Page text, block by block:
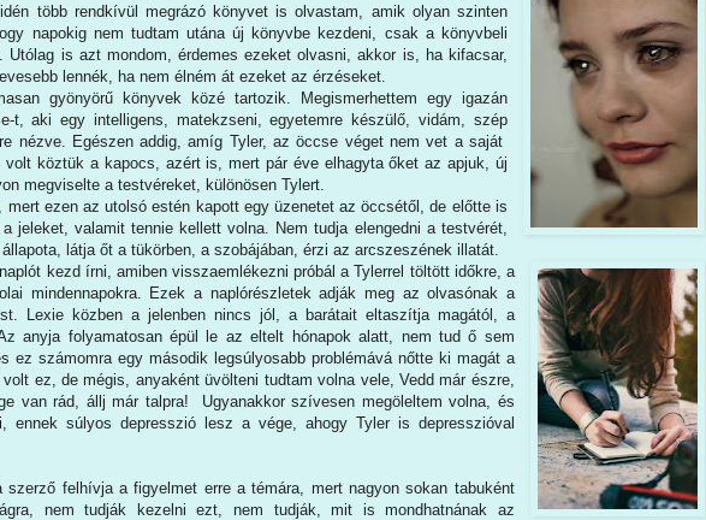
több rendkívül megrázó könyvet is olvastam, amik olyan szinten
napokig nem tudtam utána új könyvbe kezdeni, csak a könyvbeli
Utólag is azt mondom, érdemes ezeket olvasni, akkor is, ha kifacsar,
lennék, ha nem élném át ezeket az érzéseket.
gyönyörű könyvek közé tartozik. Megismerhettem egy igazán
t, aki egy intelligens, matekzseni, egyetemre készülő, vidám, szép
nézve. Egészen addig, amíg Tyler, az öccse véget nem vet a saját
volt köztük a kapocs, azért is, mert pár éve elhagyta őket az apjuk, új
megviselte a testvéreket, különösen Tylert.
mert ezen az utolsó estén kapott egy üzenetet az öccsétől, de előtte is
jeleket, valamit tennie kellett volna. Nem tudja elengedni a testvérét,
látja őt a tükörben, a szobájában, érzi az arcszeszének illatát.
kezd írni, amiben visszaemlékezni próbál a Tylerrel töltött időkre, a
mindennapokra. Ezek a naplórészletek adják meg az olvasónak a
Lexie közben a jelenben nincs jól, a barátait eltaszítja magától, a
anyja folyamatosan épül le az eltelt hónapok alatt, nem tud ő sem
ez számomra egy második legsúlyosabb problémává nőtte ki magát a
ez, de mégis, anyaként üvölteni tudtam volna vele, Vedd már észre,
van rád, állj már talpra! Ugyanakkor szívesen megöleltem volna, és
ennek súlyos depresszió lesz a vége, ahogy Tyler is depresszióval
szerző felhívja a figyelmet erre a témára, mert nagyon sokan tabuként
nem tudják kezelni ezt, nem tudják, mit is mondhatnának az